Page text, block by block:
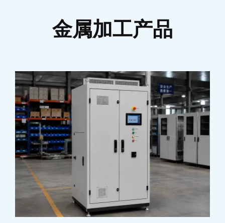
金属加工产品